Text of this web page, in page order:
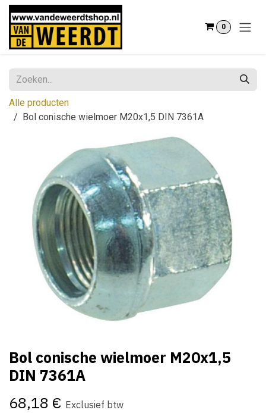
Overslaan naar inhoud
0
Alle producten
Bol conische wielmoer M20x1,5 DIN 7361A
Bol conische wielmoer M20x1,5
DIN 7361A
68,18 € Exclusief btw